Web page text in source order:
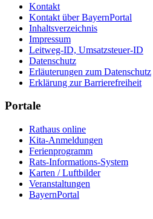
Kontakt
Kontakt über BayernPortal
Inhaltsverzeichnis
Impressum
Leitweg-ID, Umsatzsteuer-ID
Datenschutz
Erläuterungen zum Datenschutz
Erklärung zur Barrierefreiheit
Portale
Rathaus online
Kita-Anmeldungen
Ferienprogramm
Rats-Informations-System
Karten / Luftbilder
Veranstaltungen
BayernPortal